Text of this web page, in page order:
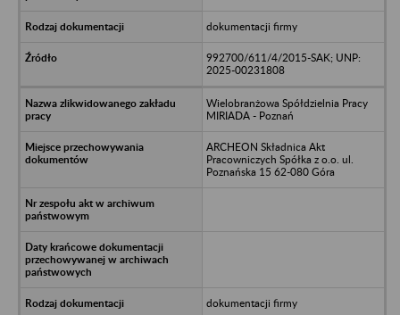
dokumentacji firmy
992700/611/4/2015-SAK; UNP:
2025-00231808
Wielobranżowa Spółdzielnia Pracy
MIRIADA - Poznań
ARCHEON Składnica Akt
Pracowniczych Spółka z o.o. ul.
Poznańska 15 62-080 Góra
dokumentacji firmy